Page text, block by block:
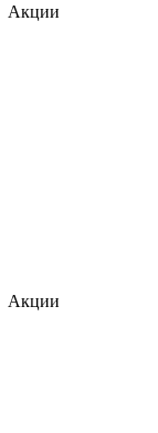
Акции
Акции